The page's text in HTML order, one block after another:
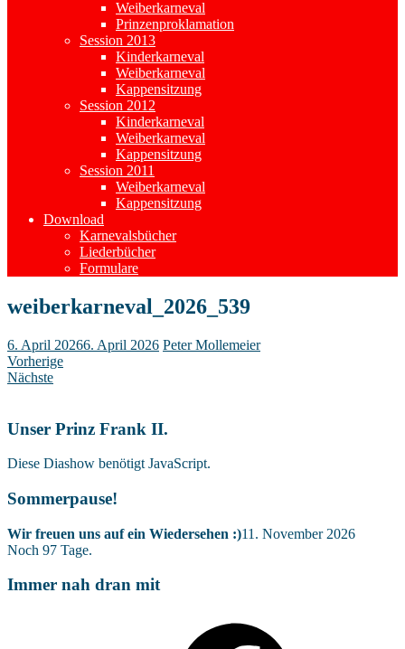
Weiberkarneval
Prinzenproklamation
Session 2013
Kinderkarneval
Weiberkarneval
Kappensitzung
Session 2012
Kinderkarneval
Weiberkarneval
Kappensitzung
Session 2011
Weiberkarneval
Kappensitzung
Download
Karnevalsbücher
Liederbücher
Formulare
weiberkarneval_2026_539
6. April 20266. April 2026 Peter Mollemeier
Vorherige
Nächste
Unser Prinz Frank II.
Diese Diashow benötigt JavaScript.
Sommerpause!
Wir freuen uns auf ein Wiedersehen :)11. November 2026
Noch 97 Tage.
Immer nah dran mit